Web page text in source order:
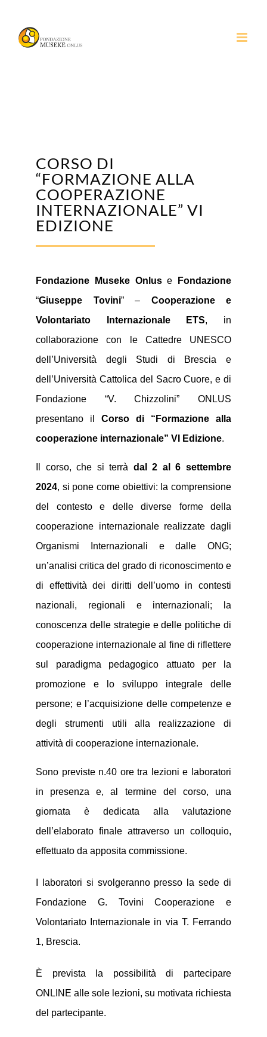
contenuto
CORSO DI
“FORMAZIONE ALLA
COOPERAZIONE
INTERNAZIONALE” VI
EDIZIONE
Fondazione MusekeOnluse
Fondazione
“Giuseppe Tovini” – Cooperazione e
Volontariato Internazionale ETS, in
collaborazione con le Cattedre UNESCO
dell’Università degli Studi di Brescia e
dell’Università Cattolica del Sacro Cuore, e di
Fondazione “V. Chizzolini” ONLUS
presentano il Corso di “Formazione alla
cooperazione internazionale” VI Edizione.
Il corso, che si terrà dal 2 al 6 settembre
2024, si pone come obiettivi: la comprensione
del contesto e delle diverse forme della
cooperazione internazionale realizzate dagli
Organismi Internazionali e dalle ONG;
un’analisi critica del grado di riconoscimento e
di effettività dei diritti dell’uomo in contesti
nazionali, regionali e internazionali; la
conoscenza delle strategie e delle politiche di
cooperazione internazionale al fine di riflettere
sul paradigma pedagogico attuato per la
promozione e lo sviluppo integrale delle
persone; e l’acquisizione delle competenze e
degli strumenti utili alla realizzazione di
attività di cooperazione internazionale.
Sono previste n.40 ore tra lezioni e laboratori
in presenza e, al termine del corso, una
giornata è dedicata alla valutazione
dell’elaborato finale attraverso un colloquio,
effettuato da apposita commissione.
I laboratori si svolgeranno presso la sede di
Fondazione G. Tovini Cooperazione e
Volontariato Internazionale in via T. Ferrando
1, Brescia.
È prevista la possibilità di partecipare
ONLINE alle sole lezioni, su motivata richiesta
del partecipante.